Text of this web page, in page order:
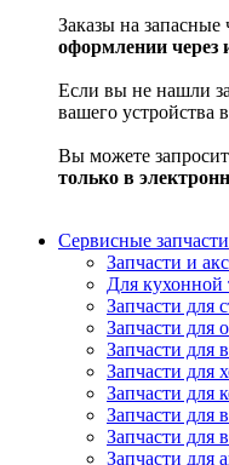
Заказы на
оформлении через
Если вы не нашли
вашего устройства
Вы можете
только в
Сервисные запчасти
Запчасти и
Для кухонной
Запчасти для
Запчасти для
Запчасти для
Запчасти для
Запчасти для
Запчасти для
Запчасти для
Запчасти для